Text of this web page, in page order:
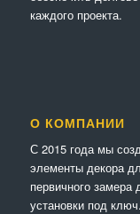
каждого проекта.
О КОМПАНИИ
С 2015 года мы
элементы декора
первичного замера
установки под ключ.